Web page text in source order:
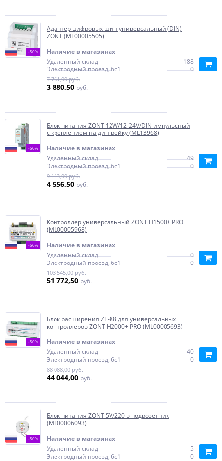
-50%
Адаптер цифровых шин универсальный (DIN)
ZONT (ML00005505)
Наличие в магазинах
Удаленный склад
188
Электродный проезд, 6с1
0
7 761,00 руб.
3 880,50 руб.
-50%
Блок питания ZONT 12W/12-24V/DIN импульсный
с креплением на дин-рейку (ML13968)
Наличие в магазинах
Удаленный склад
49
Электродный проезд, 6с1
0
9 113,00 руб.
4 556,50 руб.
-50%
Контроллер универсальный ZONT H1500+ PRO
(ML00005968)
Наличие в магазинах
Удаленный склад
0
Электродный проезд, 6с1
0
103 545,00 руб.
51 772,50 руб.
-50%
Блок расширения ZE-88 для универсальных
контроллеров ZONT H2000+ PRO (ML00005693)
Наличие в магазинах
Удаленный склад
40
Электродный проезд, 6с1
0
88 088,00 руб.
44 044,00 руб.
-50%
Блок питания ZONT 5V/220 в подрозетник
(ML00006093)
Наличие в магазинах
Удаленный склад
5
Электродный проезд, 6с1
0